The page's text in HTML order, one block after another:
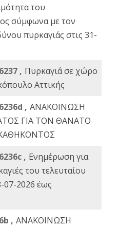
του
σύμφωνα με τον
πυρκαγιάς στις 31-
, Πυρκαγιά σε χώρο
Αττικής
, ΑΝΑΚΟΙΝΩΣΗ
ΓΙΑ ΤΟΝ ΘΑΝΑΤΟ
, Ενημέρωση για
του τελευταίου
2026 έως
, ΑΝΑΚΟΙΝΩΣΗ